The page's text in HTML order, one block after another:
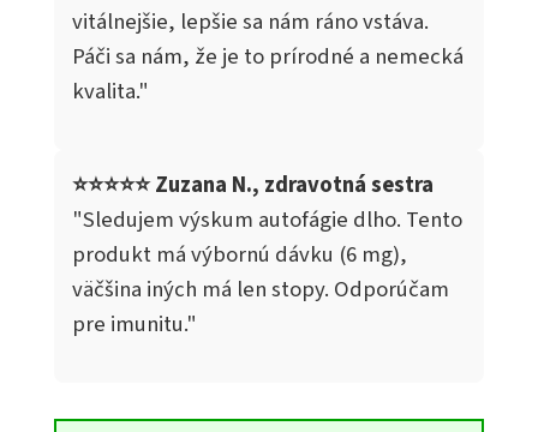
vitálnejšie, lepšie sa nám ráno vstáva.
Páči sa nám, že je to prírodné a nemecká
kvalita."
⭐⭐⭐⭐⭐ Zuzana N., zdravotná sestra
"Sledujem výskum autofágie dlho. Tento
produkt má výbornú dávku (6 mg),
väčšina iných má len stopy. Odporúčam
pre imunitu."